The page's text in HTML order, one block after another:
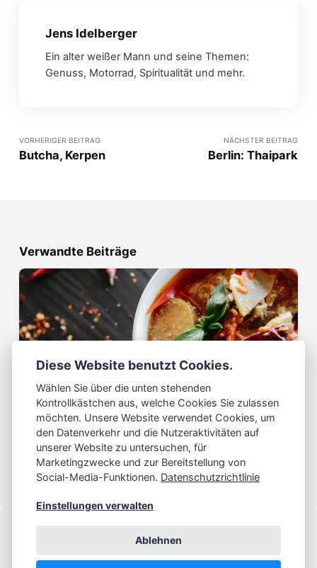
Jens Idelberger
Ein alter weißer Mann und seine Themen:
Genuss, Motorrad, Spiritualität und mehr.
VORHERIGER BEITRAG
Butcha, Kerpen
NÄCHSTER BEITRAG
Berlin: Thaipark
Verwandte Beiträge
Essen
Berlin: Thaipark
31 Juli 2021
Diese Website benutzt Cookies.
Wählen Sie über die unten stehenden
Kontrollkästchen aus, welche Cookies Sie zulassen
möchten. Unsere Website verwendet Cookies, um
den Datenverkehr und die Nutzeraktivitäten auf
unserer Website zu untersuchen, für
Marketingzwecke und zur Bereitstellung von
Social-Media-Funktionen. Datenschutzrichtlinie
Einstellungen verwalten
Ablehnen